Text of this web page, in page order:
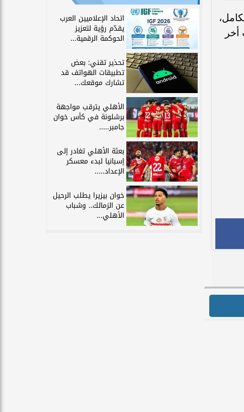
اتحاد الإعلاميين العرب
يقدّم رؤية لتعزيز
الحوكمة الرقمية...
تحذير تقني: بعض
تطبيقات الهواتف قد
تشارك موقعك...
الأهلي يترقب مواجهة
برشلونة في كأس خوان
جامبر.....
بعثة الأهلي تغادر إلى
إسبانيا لبدء معسكر
الإعداد.....
خوان بيزيرا يطلب الرحيل
عن الزمالك.. وشباب
الأهلي...